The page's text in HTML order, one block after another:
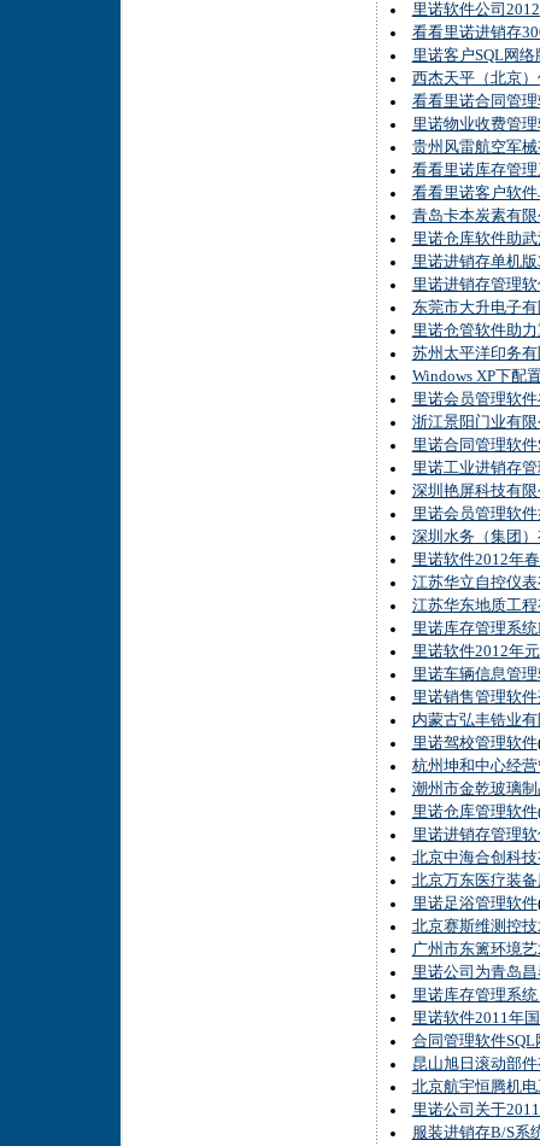
里诺软件公司
看看里诺进销存
里诺客户SQL网
西杰天平（北京
看看里诺合同管
里诺物业收费管
贵州风雷航空军
看看里诺库存管
看看里诺客户软
青岛卡本炭素有
里诺仓库软件助
里诺进销存单机
里诺进销存管理
东莞市大升电子
里诺仓管软件助
苏州太平洋印务
Windows XP下配
里诺会员管理软
浙江景阳门业有
里诺合同管理软
里诺工业进销存
深圳艳屏科技有
里诺会员管理软
深圳水务（集团
里诺软件2012年
江苏华立自控仪
江苏华东地质工
里诺库存管理系
里诺软件2012年
里诺车辆信息管
里诺销售管理软
内蒙古弘丰锆业
里诺驾校管理软件
杭州坤和中心经
潮州市金乾玻璃
里诺仓库管理软
里诺进销存管理
北京中海合创科
北京万东医疗装
里诺足浴管理软件
北京赛斯维测控
广州市东篱环境
里诺公司为青岛
里诺库存管理系
里诺软件2011年
合同管理软件
昆山旭日滚动部
北京航宇恒腾机
里诺公司关于
服装进销存B/S系